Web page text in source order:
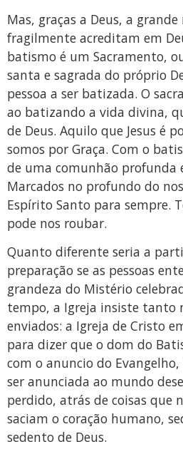
Mas, graças a Deus, a
fragilmente acreditam em
batismo é um Sacramento,
santa e sagrada do próprio
pessoa a ser batizada. O
ao batizando a vida divina,
de Deus. Aquilo que Jesus é
somos por Graça. Com o
de uma comunhão profunda
Marcados no profundo do
Espírito Santo para sempre.
pode nos roubar.
Quanto diferente seria a
preparação se as pessoas
grandeza do Mistério
tempo, a Igreja insiste tanto
enviados: a Igreja de Cristo
para dizer que o dom do
com o anuncio do
ser anunciada ao mundo
perdido, atrás de coisas que
saciam o coração humano,
sedento de Deus.